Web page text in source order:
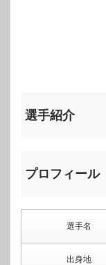
選手紹介
プロフィール
選手名
出身地